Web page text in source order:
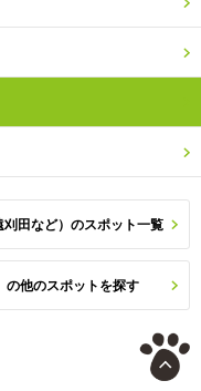
田など）のスポット一覧
の他のスポットを探す